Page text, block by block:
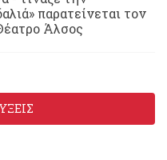
παρατείνεται τον
Άλσος